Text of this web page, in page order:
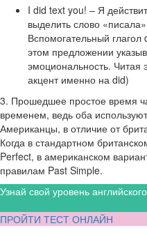
I did text you! – Я
выделить слово
Вспомогательный
этом предложении
эмоциональность. Читая
акцент именно на did)
3. Прошедшее простое время
временем, ведь оба
Американцы, в отличие от
Когда в стандартном
Perfect, в американском
правилам Past Simple.
Узнай свой уровень
ПРОЙТИ ТЕСТ ОНЛАЙН